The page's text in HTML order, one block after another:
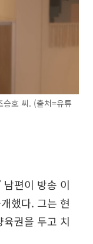
호 씨. (출처=유튜
남편이 방송 이
했다. 그는 현
권을 두고 치